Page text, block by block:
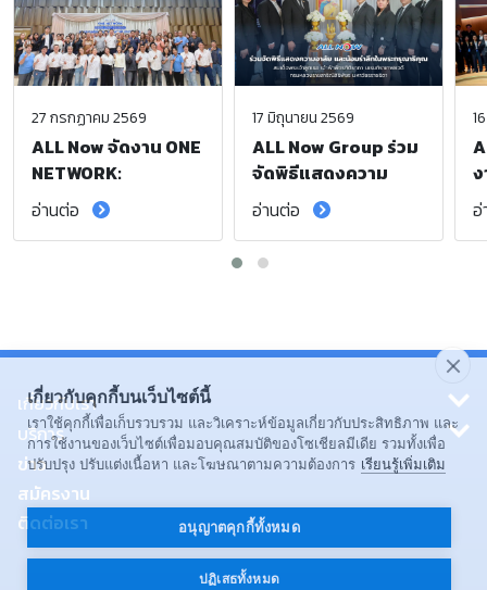
27 กรกฏาคม 2569
ALL Now จัดงาน ONE
NETWORK:
Regional Sub-
Contractor 2026
อย่างยั่งยืน
อ่านต่อ
17 มิถุนายน 2569
ALL Now Group ร่วม
จัดพิธีแสดงความ
อาลัย และน้อมรำลึก
ในพระกรุณาธิคุณ
สมเด็จพระเจ้าลูกเธอ
เจ้าฟ้าพัชรกิติยาภา
สิริพัชร มหาวัชรราช
อ่านต่อ
เกี่ยวกับเรา
บริการ
ข่าว
สมัครงาน
ติดต่อเรา
เกี่ยวกับคุกกี้บนเว็บไซต์นี้
เราใช้คุกกี้เพื่อเก็บรวบรวม และวิเคราะห์ข้อมูลเกี่ยวกับประสิทธิภาพ และ
การใช้งานของเว็บไซต์เพื่อมอบคุณสมบัติของโซเชียลมีเดีย รวมทั้งเพื่อ
ปรับปรุง ปรับแต่งเนื้อหา และโฆษณาตามความต้องการ เรียนรู้เพิ่มเติม
อนุญาตคุกกี้ทั้งหมด
ปฏิเสธทั้งหมด